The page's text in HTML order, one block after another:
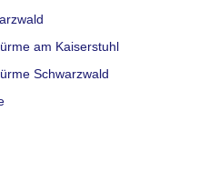
am Kaiserstuhl
Schwarzwald